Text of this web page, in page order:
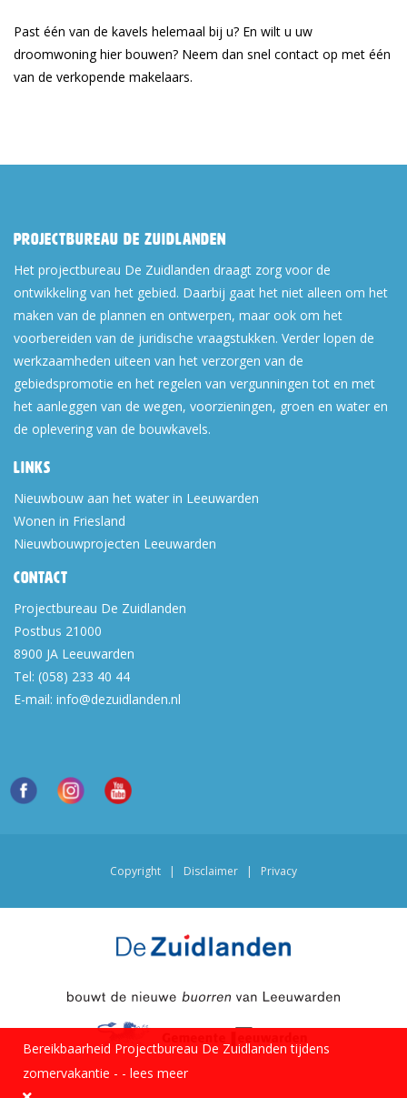
Past één van de kavels helemaal bij u? En wilt u uw
droomwoning hier bouwen? Neem dan snel contact op met één
van de verkopende makelaars.
Projectbureau De Zuidlanden
Het projectbureau De Zuidlanden draagt zorg voor de
ontwikkeling van het gebied. Daarbij gaat het niet alleen om het
maken van de plannen en ontwerpen, maar ook om het
voorbereiden van de juridische vraagstukken. Verder lopen de
werkzaamheden uiteen van het verzorgen van de
gebiedspromotie en het regelen van vergunningen tot en met
het aanleggen van de wegen, voorzieningen, groen en water en
de oplevering van de bouwkavels.
Links
Nieuwbouw aan het water in Leeuwarden
Wonen in Friesland
Nieuwbouwprojecten Leeuwarden
Contact
Projectbureau De Zuidlanden
Postbus 21000
8900 JA Leeuwarden
Tel: (058) 233 40 44
E-mail: info@dezuidlanden.nl
Copyright | Disclaimer | Privacy
Bereikbaarheid Projectbureau De Zuidlanden tijdens
zomervakantie - - lees meer